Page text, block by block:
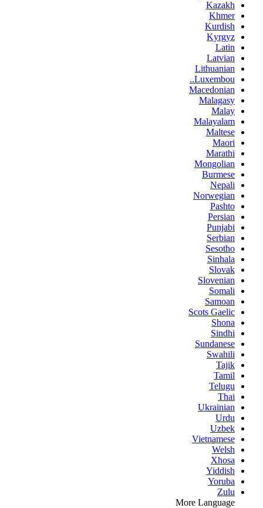
Kazakh
Khmer
Kurdish
Kyrgyz
Latin
Latvian
Lithuanian
Luxembou..
Macedonian
Malagasy
Malay
Malayalam
Maltese
Maori
Marathi
Mongolian
Burmese
Nepali
Norwegian
Pashto
Persian
Punjabi
Serbian
Sesotho
Sinhala
Slovak
Slovenian
Somali
Samoan
Scots Gaelic
Shona
Sindhi
Sundanese
Swahili
Tajik
Tamil
Telugu
Thai
Ukrainian
Urdu
Uzbek
Vietnamese
Welsh
Xhosa
Yiddish
Yoruba
Zulu
More Language